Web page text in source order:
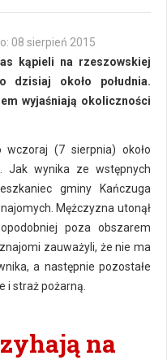
08 sierpień 2015
kąpieli na rzeszowskiej
dzisiaj około południa.
wyjaśniają okoliczności
wczoraj (7 sierpnia) około
Jak wynika ze wstępnych
gminy Kańczuga
Mężczyzna utonął
poza obszarem
zauważyli, że nie ma
a następnie pozostałe
i straż pożarną.
na